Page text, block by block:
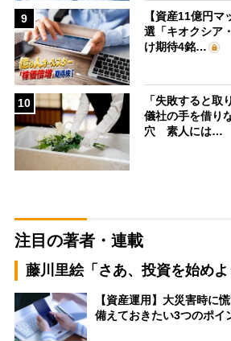
9
【資産11億円
選「キオクシア
け期待4銘…
10
「失敗すると取
儀社の手を借り
穴 素人には…
注目の著者・連載
藤川里絵「さあ、投資を始めよ
【資産運用】大災害時に
備えておきたい3つのポ